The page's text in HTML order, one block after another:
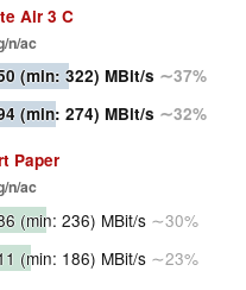
Air 3 C
n/ac
(min: 322) MBit/s ∼37%
(min: 274) MBit/s ∼32%
Paper
n/ac
(min: 236) MBit/s ∼30%
(min: 186) MBit/s ∼23%